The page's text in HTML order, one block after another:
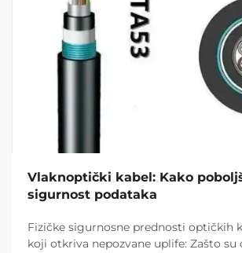
Vlaknoptički kabel: Kako
sigurnost podataka
Fizičke sigurnosne prednosti optičkih
koji otkriva nepozvane uplife: Zašto su